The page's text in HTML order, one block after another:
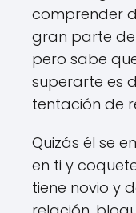
comprender
gran parte de
pero sabe
superarte es
tentación de
Quizás él se
en ti y
tiene novio y